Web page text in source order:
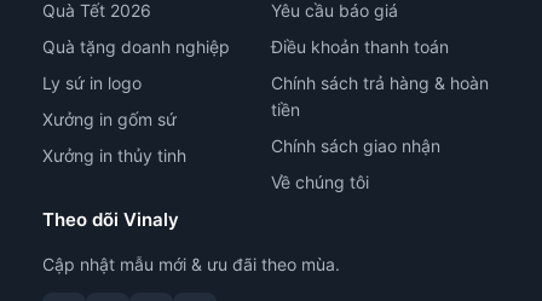
Quà Tết 2026
Quà tặng doanh nghiệp
Ly sứ in logo
Xưởng in gốm sứ
Xưởng in thủy tinh
Yêu cầu báo giá
Điều khoản thanh toán
Chính sách trả hàng & hoàn
tiền
Chính sách giao nhận
Về chúng tôi
Theo dõi Vinaly
Cập nhật mẫu mới & ưu đãi theo mùa.